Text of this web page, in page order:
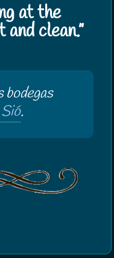
at the
clean.
.